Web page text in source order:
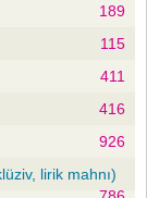
189
115
411
416
926
lirik mahnı)